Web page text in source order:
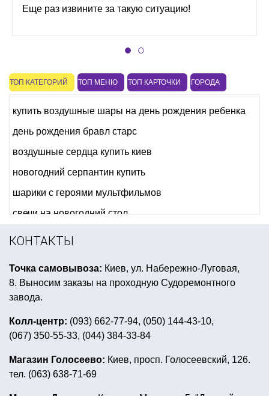
Еще раз извините за такую ситуацию!
ТОП КАТЕГОРИЙ ТОП МЕНЮ ТОП КАРТОЧКИ ГОРОДА
купить воздушные шары на день рождения ребенка
день рождения бравл старс
воздушные сердца купить киев
новогодний серпантин купить
шарики с героями мультфильмов
свечи на новогодний стол
детский день рождения индейцы
день рождение в стиле воздушный шар
воздушные шары фольгированные звезды
фляга подарочная купить киев
фольгированные шары купить вечеринка хиппи
украшение помещения к 8 марта
КОНТАКТЫ
Точка самовывоза: Киев, ул. Набережно-Луговая,
8. Выносим заказы на проходную Судоремонтного
завода.
Колл-центр: (093) 662-77-94, (050) 144-43-10,
(067) 350-55-33, (044) 384-33-84
Магазин Голосеево: Киев, просп. Голосеевский, 126.
тел. (063) 638-71-69